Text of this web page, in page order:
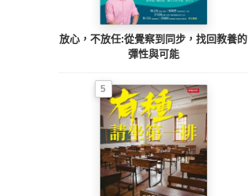
放心，不放任:從覺察到同步，找回教養的
彈性與可能
5